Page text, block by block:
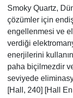
Smoky Quartz,
çözümler için
engellenmesi ve
verdiği
enerjilerini
paha biçilmezdir
seviyede
[Hall, 240] [Hall